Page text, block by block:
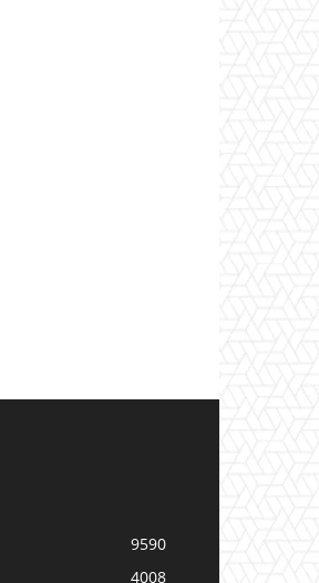
9590
4008